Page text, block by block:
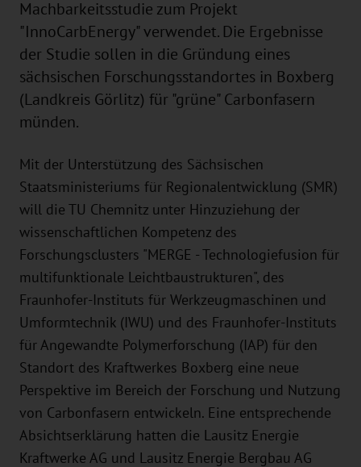
Machbarkeitsstudie zum Projekt
"InnoCarbEnergy" verwendet. Die Ergebnisse
der Studie sollen in die Gründung eines
sächsischen Forschungsstandortes in Boxberg
(Landkreis Görlitz) für "grüne" Carbonfasern
münden.
Mit der Unterstützung des Sächsischen
Staatsministeriums für Regionalentwicklung (SMR)
will die TU Chemnitz unter Hinzuziehung der
wissenschaftlichen Kompetenz des
Forschungsclusters "MERGE - Technologiefusion für
multifunktionale Leichtbaustrukturen", des
Fraunhofer-Instituts für Werkzeugmaschinen und
Umformtechnik (IWU) und des Fraunhofer-Instituts
für Angewandte Polymerforschung (IAP) für den
Standort des Kraftwerkes Boxberg eine neue
Perspektive im Bereich der Forschung und Nutzung
von Carbonfasern entwickeln. Eine entsprechende
Absichtserklärung hatten die Lausitz Energie
Kraftwerke AG und Lausitz Energie Bergbau AG